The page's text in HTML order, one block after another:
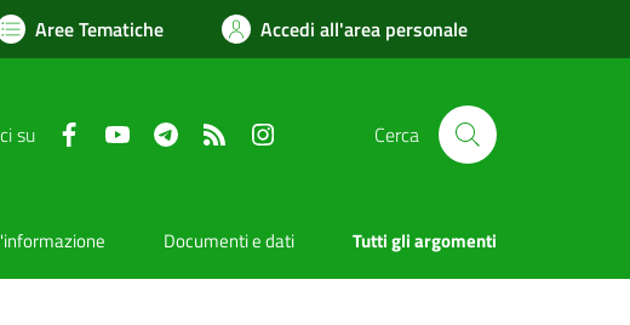
Aree Tematiche Accedi all'area personale
su FacebookYouTube TelegramRSS Cerca
Documenti e dati Tutti gli argomenti